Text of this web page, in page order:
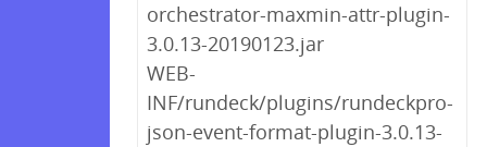
orchestrator-maxmin-attr-plugin-
3.0.13-20190123.jar
WEB-
INF/rundeck/plugins/rundeckpro-
json-event-format-plugin-3.0.13-